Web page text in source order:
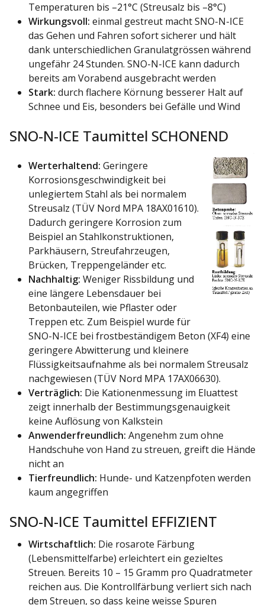
Temperaturen bis –21°C (Streusalz bis –8°C)
Wirkungsvoll: einmal gestreut macht SNO-N-ICE
das Gehen und Fahren sofort sicherer und hält
dank unterschiedlichen Granulatgrössen während
ungefähr 24 Stunden. SNO-N-ICE kann dadurch
bereits am Vorabend ausgebracht werden
Stark: durch flachere Körnung besserer Halt auf
Schnee und Eis, besonders bei Gefälle und Wind
SNO-N-ICE Taumittel SCHONEND
Werterhaltend: Geringere
Korrosionsgeschwindigkeit bei
unlegiertem Stahl als bei normalem
Streusalz (TÜV Nord MPA 18AX01610).
Dadurch geringere Korrosion zum
Beispiel an Stahlkonstruktionen,
Parkhäusern, Streufahrzeugen,
Brücken, Treppengeländer etc.
Nachhaltig: Weniger Rissbildung und
eine längere Lebensdauer bei
Betonbauteilen, wie Pflaster oder
Treppen etc. Zum Beispiel wurde für
SNO-N-ICE bei frostbeständigem Beton (XF4) eine
geringere Abwitterung und kleinere
Flüssigkeitsaufnahme als bei normalem Streusalz
nachgewiesen (TÜV Nord MPA 17AX06630).
Verträglich: Die Kationenmessung im Eluattest
zeigt innerhalb der Bestimmungsgenauigkeit
keine Auflösung von Kalkstein
Anwenderfreundlich: Angenehm zum ohne
Handschuhe von Hand zu streuen, greift die Hände
nicht an
Tierfreundlich: Hunde- und Katzenpfoten werden
kaum angegriffen
SNO-N-ICE Taumittel EFFIZIENT
Wirtschaftlich: Die rosarote Färbung
(Lebensmittelfarbe) erleichtert ein gezieltes
Streuen. Bereits 10 – 15 Gramm pro Quadratmeter
reichen aus. Die Kontrollfärbung verliert sich nach
dem Streuen, so dass keine weisse Spuren